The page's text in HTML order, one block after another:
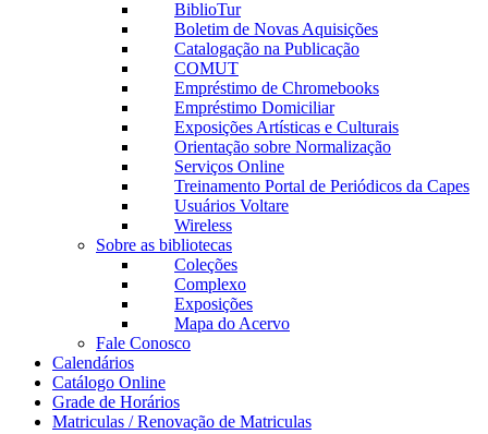
BiblioTur
Boletim de Novas Aquisições
Catalogação na Publicação
COMUT
Empréstimo de Chromebooks
Empréstimo Domiciliar
Exposições Artísticas e Culturais
Orientação sobre Normalização
Serviços Online
Treinamento Portal de Periódicos da Capes
Usuários Voltare
Wireless
Sobre as bibliotecas
Coleções
Complexo
Exposições
Mapa do Acervo
Fale Conosco
Calendários
Catálogo Online
Grade de Horários
Matriculas / Renovação de Matriculas